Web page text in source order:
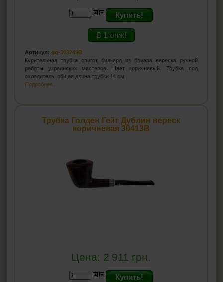
Купить!
В 1 клик!
Артикул: gg-303749B
Курительная трубка спигот бильярд из бриара вереска ручной
работы украинских мастеров. Цвет коричневый. Трубка под
охладитель, общая длина трубки 14 см
Подробнее...
Трубка Голден Гейт Дублин вереск
коричневая 30413B
Цена: 2 911 грн.
Купить!